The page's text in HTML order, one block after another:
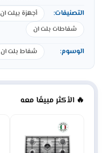
التصنيفات: أجهزة بيلت ان
شفاطات بلت ان
الوسوم: شفاط بلت ان
🔥 الأكثر مبيعًا معه